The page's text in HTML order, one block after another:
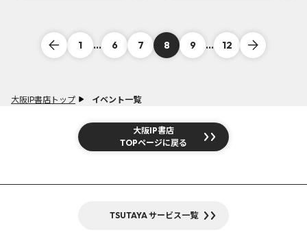
大阪IP書店トップ イベント一覧
1 ... 6 7 8 9 ... 12
大阪IP書店
TOPページに戻る
TSUTAYA サービス一覧